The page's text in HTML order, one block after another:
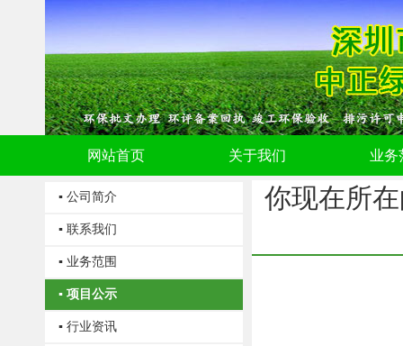
网站首页 关于我们 业务
▪ 公司简介
▪ 联系我们
▪ 业务范围
▪ 项目公示
▪ 行业资讯
你现在所